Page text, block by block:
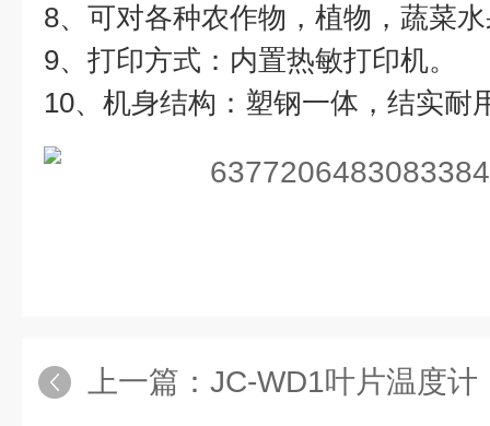
8、可对各种农作物，植物，蔬菜
9、打印方式：内置热敏打印机。
10、机身结构：塑钢一体，结实耐
上一篇： JC-WD1叶片温度计